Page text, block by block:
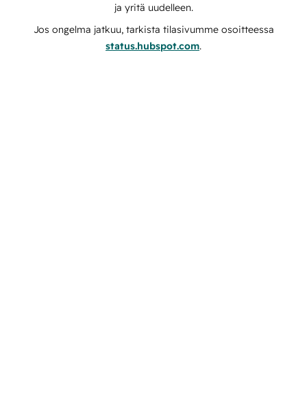
ja yritä uudelleen.
Jos ongelma jatkuu, tarkista tilasivumme osoitteessa
status.hubspot.com.